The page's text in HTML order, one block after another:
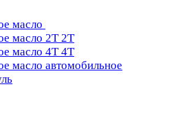
масло
масло 2Т 2T
масло 4Т 4T
масло автомобильное